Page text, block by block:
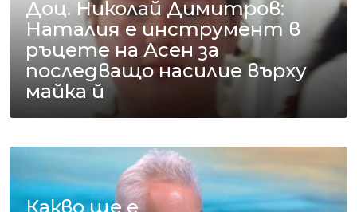
Доц. Николай Димитров:
Наталия е инструмент в
ръцете на Асен за
последващо насилие върху
майка й
Какво ще е